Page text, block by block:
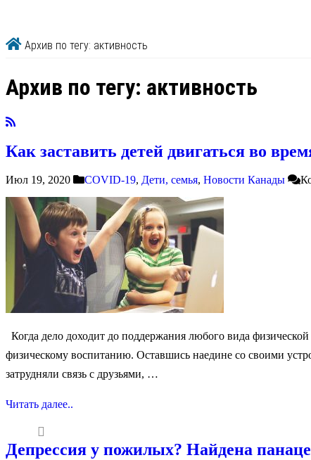
Архив по тегу: активность
Архив по тегу: активность
Как заставить детей двигаться во
Июл 19, 2020 COVID-19, Дети, семья, Новости Канады
Когда дело доходит до поддержания любого вида
физическому воспитанию. Оставшись наедине со своими
затрудняли связь с друзьями, …
Читать далее..
Депрессия у пожилых? Найдена